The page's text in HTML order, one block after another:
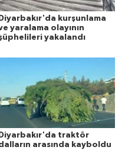
Diyarbakır'da kurşunlama
yaralama olayının
yakalandı
Diyarbakır'da traktör
arasında kayboldu